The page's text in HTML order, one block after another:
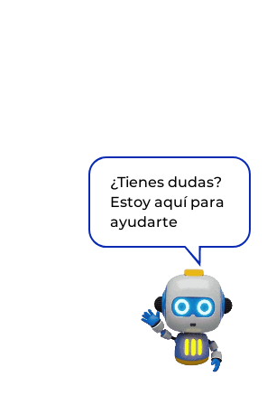
¿Tienes dudas?
Estoy aquí para
ayudarte